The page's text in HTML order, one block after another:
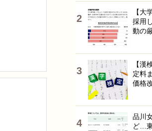
【大
採用
動の
【漢
定料
価格
品川
ど…